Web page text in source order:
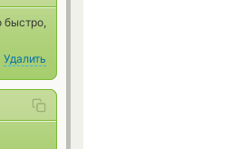
Удалить